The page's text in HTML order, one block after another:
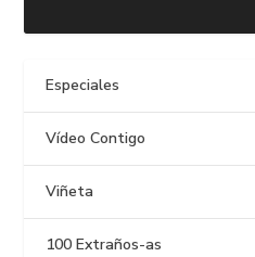
Especiales
Vídeo Contigo
Viñeta
100 Extraños-as